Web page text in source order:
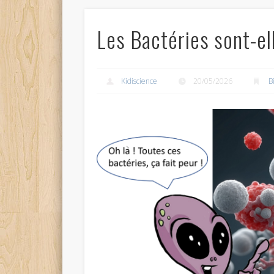
Les Bactéries sont-
Kidiscience 20/05/2026